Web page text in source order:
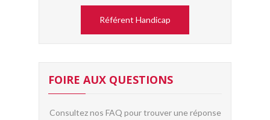
Référent Handicap
FOIRE AUX QUESTIONS
Consultez nos FAQ pour trouver une réponse